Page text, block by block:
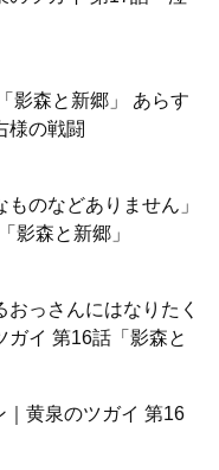
影森と新郷」 あらす
様の戦闘
のなどありません」
影森と新郷」
っさんにはなりたく
ガイ 第16話「影森と
｜黄泉のツガイ 第16